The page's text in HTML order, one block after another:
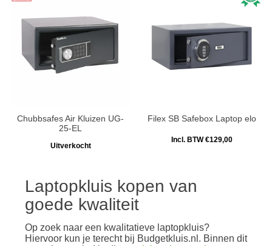
Chubbsafes Air Kluizen UG-
25-EL
Uitverkocht
Filex SB Safebox Laptop elo
Incl. BTW €129,00
Laptopkluis kopen van
goede kwaliteit
Op zoek naar een kwalitatieve laptopkluis?
Hiervoor kun je terecht bij Budgetkluis.nl. Binnen dit